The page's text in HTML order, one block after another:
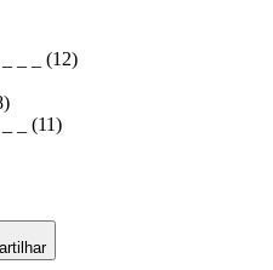
_ _ _ (12)
_ _ (11)